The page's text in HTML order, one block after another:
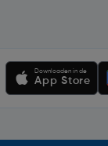
Downloaden in de
App Store